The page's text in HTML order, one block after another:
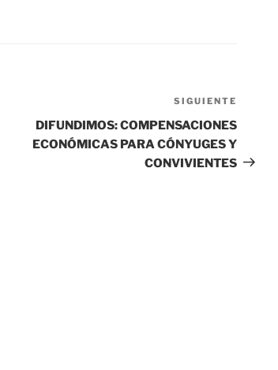
entrada
SIGUIENTE
DIFUNDIMOS: COMPENSACIONES
ECONÓMICAS PARA CÓNYUGES Y
CONVIVIENTES